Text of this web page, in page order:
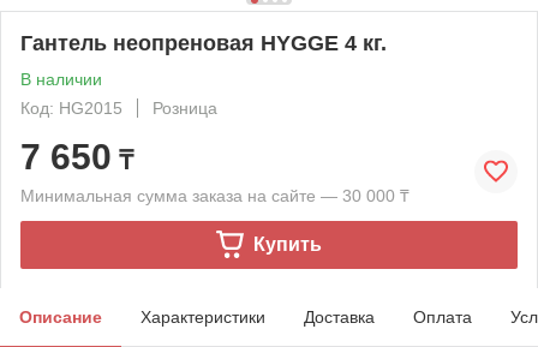
Гантель неопреновая HYGGE 4 кг.
В наличии
Код: HG2015
Розница
7 650 ₸
Минимальная сумма заказа на сайте — 30 000 ₸
Купить
Описание Характеристики Доставка Оплата